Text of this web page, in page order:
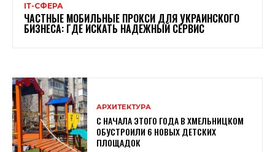
ІТ-СФЕРА
ЧАСТНЫЕ МОБИЛЬНЫЕ ПРОКСИ ДЛЯ УКРАИНСКОГО
БИЗНЕСА: ГДЕ ИСКАТЬ НАДЕЖНЫЙ СЕРВИС
АРХИТЕКТУРА
С НАЧАЛА ЭТОГО ГОДА В ХМЕЛЬНИЦКОМ
ОБУСТРОИЛИ 6 НОВЫХ ДЕТСКИХ
ПЛОЩАДОК